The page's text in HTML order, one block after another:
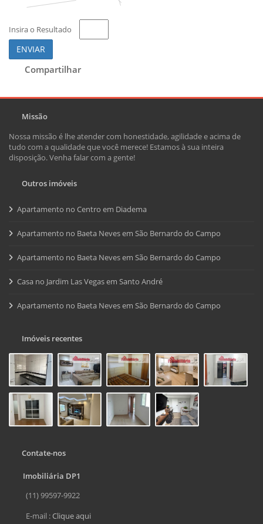
Insira o Resultado
ENVIAR
Compartilhar
Missão
Nossa missão é lhe atender com honestidade, agilidade e acima de
tudo com a qualidade que você merece! Estamos à sua inteira
disposição. Venha falar com a gente!
Outros imóveis
Apartamento no Centro em Diadema
Apartamento no Baeta Neves em São Bernardo do Campo
Apartamento no Baeta Neves em São Bernardo do Campo
Casa no Jardim Las Vegas em Santo André
Apartamento no Baeta Neves em São Bernardo do Campo
Imóveis recentes
Contate-nos
Imobiliária DP1
(11) 99597-9922
E-mail :Clique aqui